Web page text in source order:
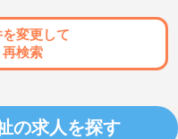
変更して
再検索
の求人を探す